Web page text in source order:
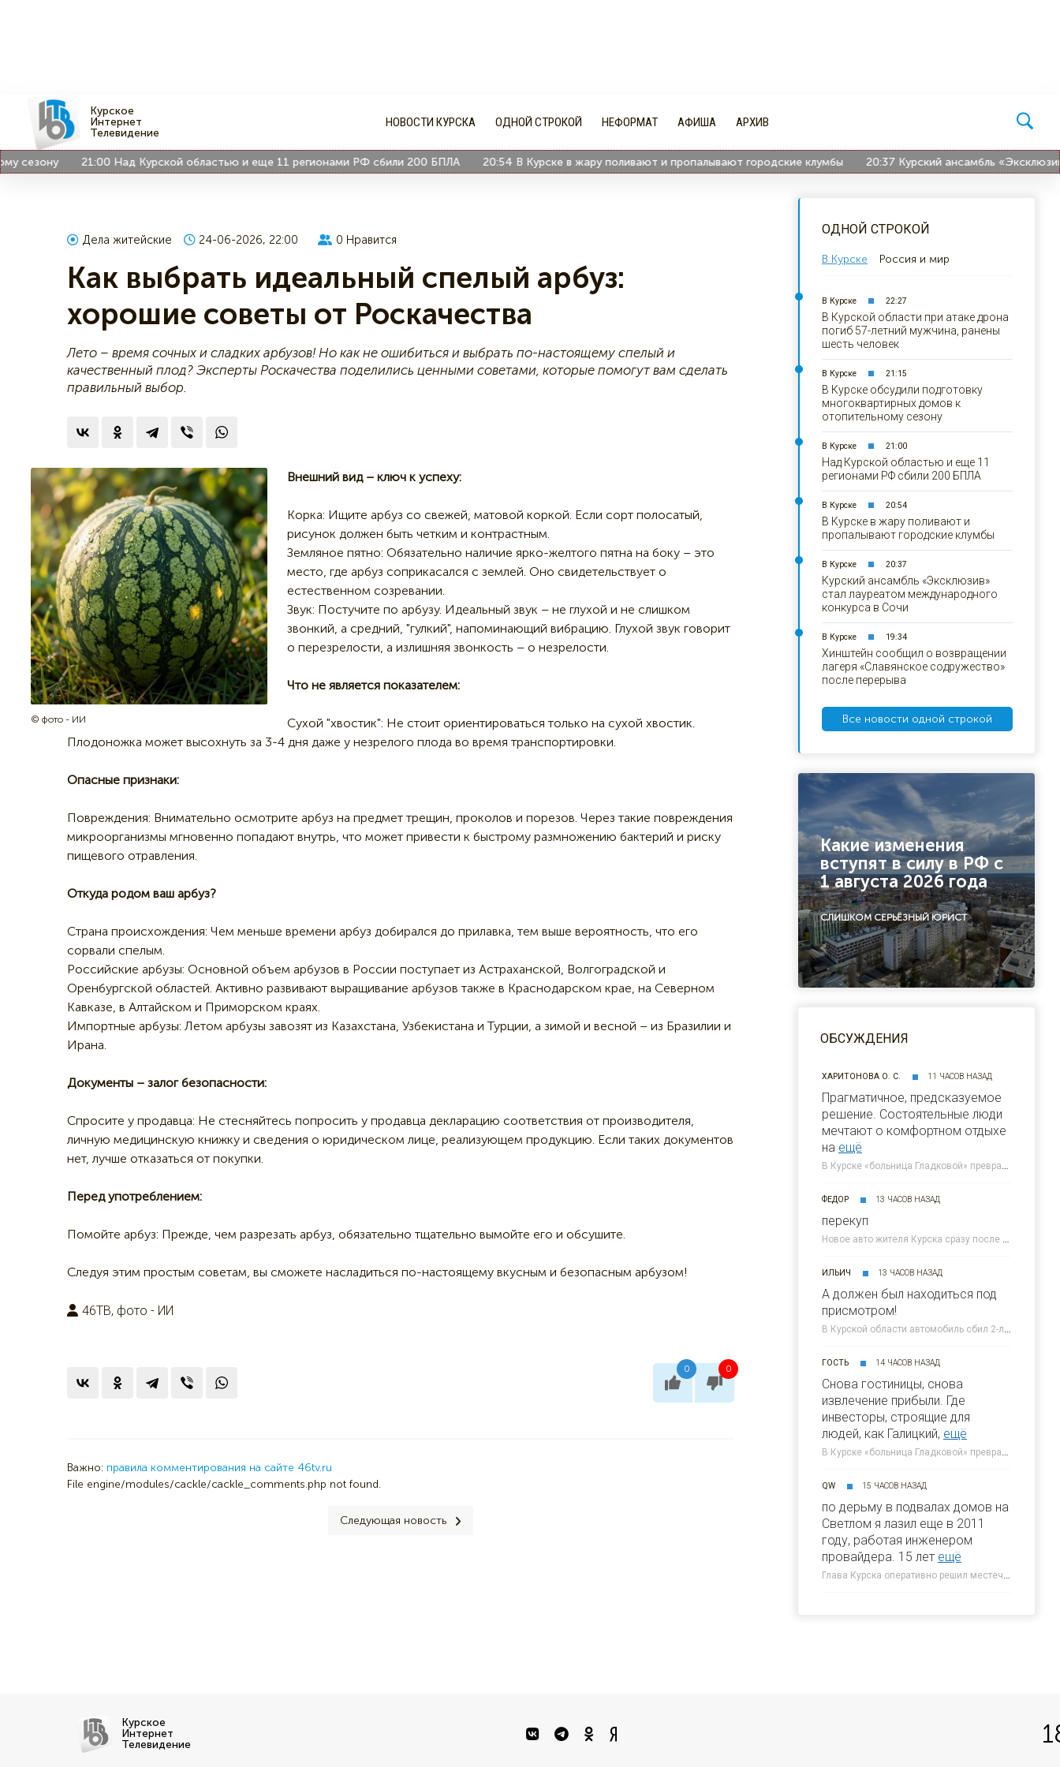
Курское
Интернет
Телевидение
НОВОСТИ КУРСКА ОДНОЙ СТРОКОЙ НЕФОРМАТ АФИША АРХИВ
21:00 Над Курской областью и еще 11 регионами РФ сбили 200 БПЛА 20:54 В Курске в жару поливают и пропалывают городские клумбы 20:37 Курский ансамбль «Эксклюзив»
Дела житейские 24-06-2026, 22:00 0 Нравится
Как выбрать идеальный спелый арбуз:
хорошие советы от Роскачества
Лето – время сочных и сладких арбузов! Но как не ошибиться и выбрать по-настоящему спелый и
качественный плод? Эксперты Роскачества поделились ценными советами, которые помогут вам сделать
правильный выбор.
© фото - ИИ
Внешний вид – ключ к успеху:
Корка: Ищите арбуз со свежей, матовой коркой. Если сорт полосатый,
рисунок должен быть четким и контрастным.
Земляное пятно: Обязательно наличие ярко-желтого пятна на боку – это
место, где арбуз соприкасался с землей. Оно свидетельствует о
естественном созревании.
Звук: Постучите по арбузу. Идеальный звук – не глухой и не слишком
звонкий, а средний, "гулкий", напоминающий вибрацию. Глухой звук говорит
о перезрелости, а излишняя звонкость – о незрелости.
Что не является показателем:
Сухой "хвостик": Не стоит ориентироваться только на сухой хвостик.
Плодоножка может высохнуть за 3-4 дня даже у незрелого плода во время транспортировки.
Опасные признаки:
Повреждения: Внимательно осмотрите арбуз на предмет трещин, проколов и порезов. Через такие повреждения
микроорганизмы мгновенно попадают внутрь, что может привести к быстрому размножению бактерий и риску
пищевого отравления.
Откуда родом ваш арбуз?
Страна происхождения: Чем меньше времени арбуз добирался до прилавка, тем выше вероятность, что его
сорвали спелым.
Российские арбузы: Основной объем арбузов в России поступает из Астраханской, Волгоградской и
Оренбургской областей. Активно развивают выращивание арбузов также в Краснодарском крае, на Северном
Кавказе, в Алтайском и Приморском краях.
Импортные арбузы: Летом арбузы завозят из Казахстана, Узбекистана и Турции, а зимой и весной – из Бразилии и
Ирана.
Документы – залог безопасности:
Спросите у продавца: Не стесняйтесь попросить у продавца декларацию соответствия от производителя,
личную медицинскую книжку и сведения о юридическом лице, реализующем продукцию. Если таких документов
нет, лучше отказаться от покупки.
Перед употреблением:
Помойте арбуз: Прежде, чем разрезать арбуз, обязательно тщательно вымойте его и обсушите.
Следуя этим простым советам, вы сможете насладиться по-настоящему вкусным и безопасным арбузом!
46ТВ, фото - ИИ
0 0
Важно: правила комментирования на сайте 46tv.ru
File engine/modules/cackle/cackle_comments.php not found.
Следующая новость
ОДНОЙ СТРОКОЙ
В Курске Россия и мир
В Курске 22:27
В Курской области при атаке дрона
погиб 57-летний мужчина, ранены
шесть человек
В Курске 21:15
В Курске обсудили подготовку
многоквартирных домов к
отопительному сезону
В Курске 21:00
Над Курской областью и еще 11
регионами РФ сбили 200 БПЛА
В Курске 20:54
В Курске в жару поливают и
пропалывают городские клумбы
В Курске 20:37
Курский ансамбль «Эксклюзив»
стал лауреатом международного
конкурса в Сочи
В Курске 19:34
Хинштейн сообщил о возвращении
лагеря «Славянское содружество»
после перерыва
Все новости одной строкой
Какие изменения
вступят в силу в РФ с
1 августа 2026 года
СЛИШКОМ СЕРЬЁЗНЫЙ ЮРИСТ
ОБСУЖДЕНИЯ
ХАРИТОНОВА О. С. 11 ЧАСОВ НАЗАД
Прагматичное, предсказуемое
решение. Состоятельные люди
мечтают о комфортном отдыхе
на ещё
В Курске «больница Гладковой» превратится в отель 4* к 2030 году » 46ТВ Курское Интернет Телевидение
ФЕДОР 13 ЧАСОВ НАЗАД
перекуп
Новое авто жителя Курска сразу после покупки попало под атаку ВСУ » 46ТВ Курское Интернет Телевидение
ИЛЬИЧ 13 ЧАСОВ НАЗАД
А должен был находиться под
присмотром!
В Курской области автомобиль сбил 2-летнего малыша » 46ТВ Курское Интернет Телевидение
ГОСТЬ 14 ЧАСОВ НАЗАД
Снова гостиницы, снова
извлечение прибыли. Где
инвесторы, строящие для
людей, как Галицкий, ещё
В Курске «больница Гладковой» превратится в отель 4* к 2030 году » 46ТВ Курское Интернет Телевидение
QW 15 ЧАСОВ НАЗАД
по дерьму в подвалах домов на
Светлом я лазил еще в 2011
году, работая инженером
провайдера. 15 лет ещё
Глава Курска оперативно решил местечковую проблему » 46ТВ Курское Интернет Телевидение
Курское
Интернет
Телевидение